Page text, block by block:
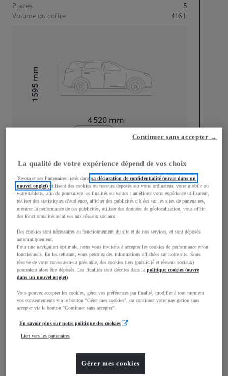
Places
5
Volume du coffre
416 L
4 520 mm
Hauteur1 595
mm
Largeur
1 870mm
Consommation mixte
Émissions CO2 0g/km
Performances
Vitesse maximale
Roues motrices avant
La qualité de votre expérience dépend de vos choix
Toyota et ses Partenaires listés danssa déclaration de confidentialité (ouvre dans un
nouvel onglet)utilisent des cookies ou traceurs déposés sur votre ordinateur, votre mobile ou
votre tablette, afin de poursuivre les finalités suivantes : améliorer votre expérience utilisateur,
réaliser des statistiques d’audience, afficher des publicités ciblées sur les sites de partenaires,
mesurer la performance de ces publicités, utiliser des données de géolocalisation, vous offrir
des fonctionnalités relatives aux réseaux sociaux.
Des cookies sont nécessaires au fonctionnement du site et de nos services, et sont déposés
automatiquement.
Pour une navigation optimale, nous vous invitons à accepter les cookies de performance et/ou
fonctionnels. En les refusant, vous perdriez des informations affichées sur notre site. Sous
réserve de votre consentement préalable, des cookies tiers (publicité et réseaux sociaux)
pourraient alors être déposés. Les finalités sont décrites dans lapolitique cookies (ouvre
dans un nouvel onglet).
Vous pouvez accepter les cookies, gérer vos préférences par finalité, modifier à tout moment
vos consentements via le bouton "Gérer mes cookies", ou continuer votre navigation sans
accepter via le bouton "Continuer sans accepter".
En savoir plus sur notre politique des cookies
Lien vers les partenaires
Gérer mes cookies
Continuer sans accepter →